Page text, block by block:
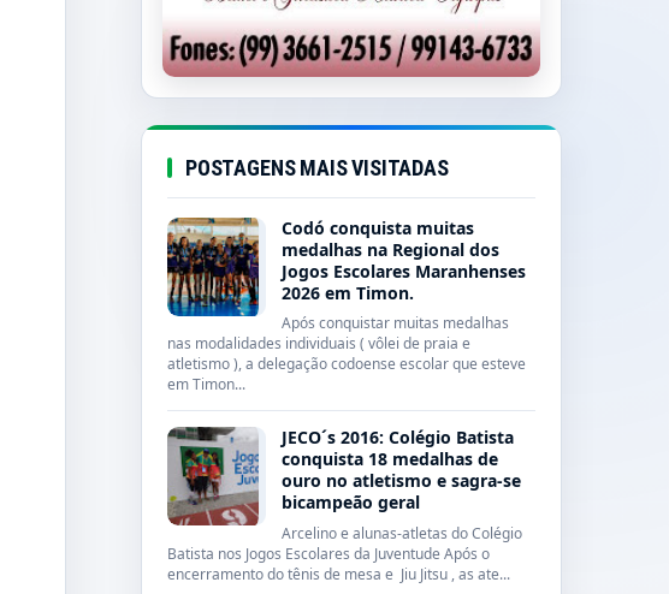
POSTAGENS MAIS VISITADAS
Codó conquista muitas
medalhas na Regional dos
Jogos Escolares Maranhenses
2026 em Timon.
Após conquistar muitas medalhas
nas modalidades individuais ( vôlei de praia e
atletismo ), a delegação codoense escolar que esteve
em Timon...
JECO´s 2016: Colégio Batista
conquista 18 medalhas de
ouro no atletismo e sagra-se
bicampeão geral
Arcelino e alunas-atletas do Colégio
Batista nos Jogos Escolares da Juventude Após o
encerramento do tênis de mesa e Jiu Jitsu , as ate...